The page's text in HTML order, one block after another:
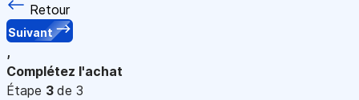
Retour
Suivant
,
Complétez l'achat
Étape 3 de 3